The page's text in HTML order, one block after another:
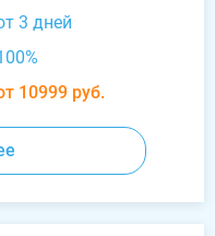
3 дней
10999 руб.